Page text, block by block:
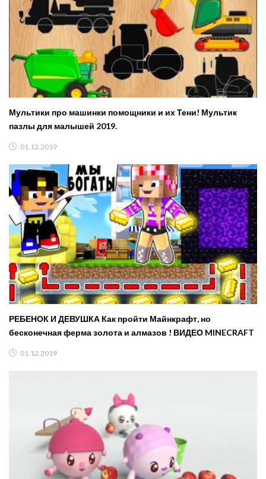
Мультики про машинки помощники и их Тени! Мультик
пазлы для малышей 2019.
01.12.2019
РЕБЕНОК И ДЕВУШКА Как пройти Майнкрафт, но
бесконечная ферма золота и алмазов ! ВИДЕО MINECRAFT
01.12.2019